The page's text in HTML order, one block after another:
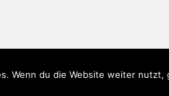
Wenn du die Website weiter